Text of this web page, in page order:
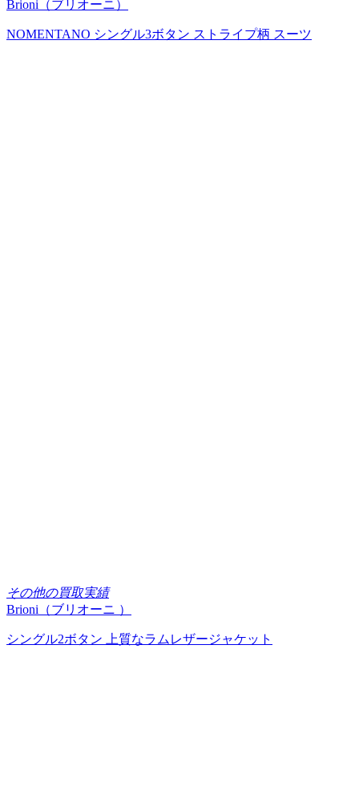
Brioni（ブリオーニ）
NOMENTANO シングル3ボタン ストライプ柄 スーツ
その他の買取実績
Brioni（ブリオーニ ）
シングル2ボタン 上質なラムレザージャケット